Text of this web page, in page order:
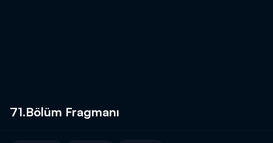
71.Bölüm Fragmanı